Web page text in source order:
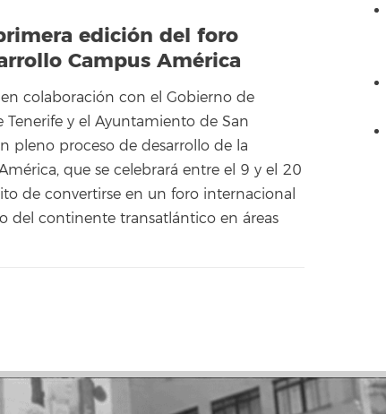
edición del foro
Campus América
colaboración con el Gobierno de
Tenerife y el Ayuntamiento de San
pleno proceso de desarrollo de la
que se celebrará entre el 9 y el 20
de convertirse en un foro internacional
del continente transatlántico en áreas